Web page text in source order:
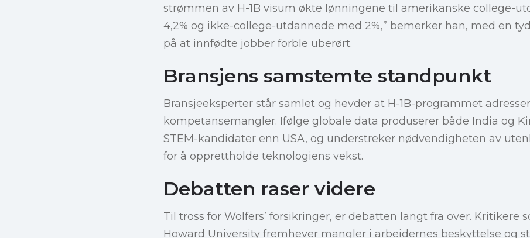
strømmen av H-1B visum økte lønningene til amerikanske college-
4,2% og ikke-college-utdannede med 2%,” bemerker han, med en
på at innfødte jobber forble uberørt.
Bransjens samstemte standpunkt
Bransjeeksperter står samlet og hevder at H-1B-programmet
kompetansemangler. Ifølge globale data produserer både India og
STEM-kandidater enn USA, og understreker nødvendigheten av
for å opprettholde teknologiens vekst.
Debatten raser videre
Til tross for Wolfers’ forsikringer, er debatten langt fra over. Kritikere
Howard University fremhever mangler i arbeidernes beskyttelse og